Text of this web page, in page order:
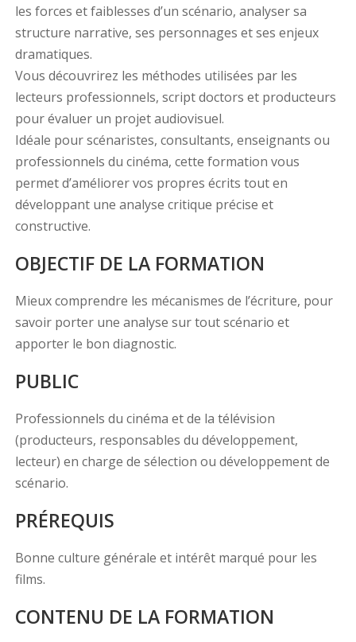
les forces et faiblesses d’un scénario, analyser sa
structure narrative, ses personnages et ses enjeux
dramatiques.
Vous découvrirez les méthodes utilisées par les
lecteurs professionnels, script doctors et producteurs
pour évaluer un projet audiovisuel.
Idéale pour scénaristes, consultants, enseignants ou
professionnels du cinéma, cette formation vous
permet d’améliorer vos propres écrits tout en
développant une analyse critique précise et
constructive.
OBJECTIF DE LA FORMATION
Mieux comprendre les mécanismes de l’écriture, pour
savoir porter une analyse sur tout scénario et
apporter le bon diagnostic.
PUBLIC
Professionnels du cinéma et de la télévision
(producteurs, responsables du développement,
lecteur) en charge de sélection ou développement de
scénario.
PRÉREQUIS
Bonne culture générale et intérêt marqué pour les
films.
CONTENU DE LA FORMATION